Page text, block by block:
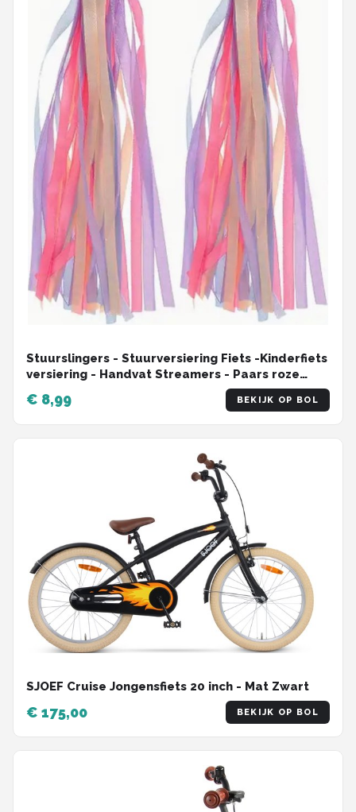
Stuurslingers - Stuurversiering Fiets -Kinderfiets
versiering - Handvat Streamers - Paars roze
€ 8,99 BEKIJK OP BOL
SJOEF Cruise Jongensfiets 20 inch - Mat Zwart
€ 175,00 BEKIJK OP BOL